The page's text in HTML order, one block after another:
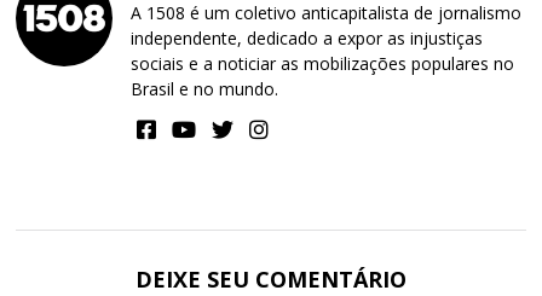
A 1508 é um coletivo anticapitalista de jornalismo
independente, dedicado a expor as injustiças
sociais e a noticiar as mobilizações populares no
Brasil e no mundo.
DEIXE SEU COMENTÁRIO